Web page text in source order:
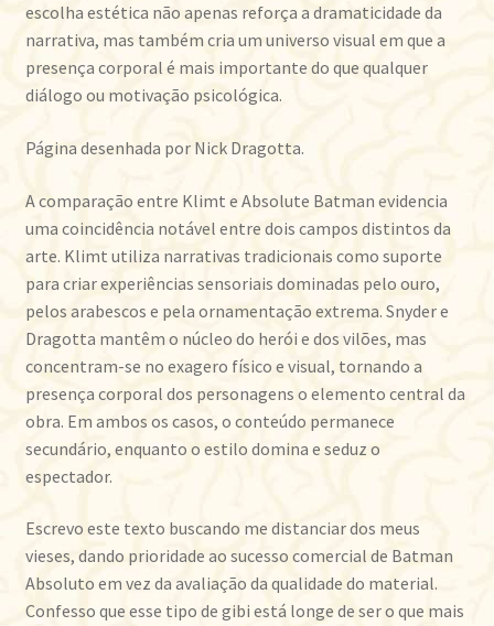
escolha estética não apenas reforça a dramaticidade da
narrativa, mas também cria um universo visual em que a
presença corporal é mais importante do que qualquer
diálogo ou motivação psicológica.
Página desenhada por Nick Dragotta.
A comparação entre Klimt e Absolute Batman evidencia
uma coincidência notável entre dois campos distintos da
arte. Klimt utiliza narrativas tradicionais como suporte
para criar experiências sensoriais dominadas pelo ouro,
pelos arabescos e pela ornamentação extrema. Snyder e
Dragotta mantêm o núcleo do herói e dos vilões, mas
concentram-se no exagero físico e visual, tornando a
presença corporal dos personagens o elemento central da
obra. Em ambos os casos, o conteúdo permanece
secundário, enquanto o estilo domina e seduz o
espectador.
Escrevo este texto buscando me distanciar dos meus
vieses, dando prioridade ao sucesso comercial de Batman
Absoluto em vez da avaliação da qualidade do material.
Confesso que esse tipo de gibi está longe de ser o que mais